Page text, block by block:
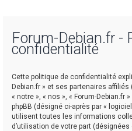
Forum-Debian.fr -
confidentialité
Cette politique de confidentialité
Debian.fr » et ses partenaires affiliés
« notre », « nos », « Forum-Debian.fr
phpBB (désigné ci-après par «
utilisent toutes les informations
d’utilisation de votre part